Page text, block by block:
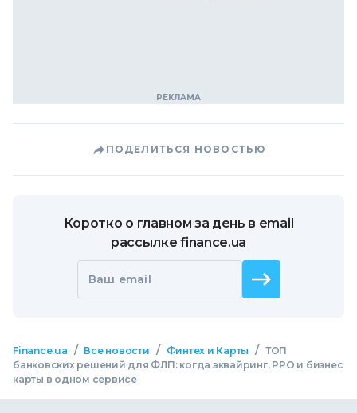
ПОДЕЛИТЬСЯ НОВОСТЬЮ
Коротко о главном за день в email
рассылке finance.ua
Ваш email
Finance.ua / Все новости / Финтех и Карты / ТОП
банковских решений для ФЛП: когда эквайринг, РРО и бизнес
карты в одном сервисе